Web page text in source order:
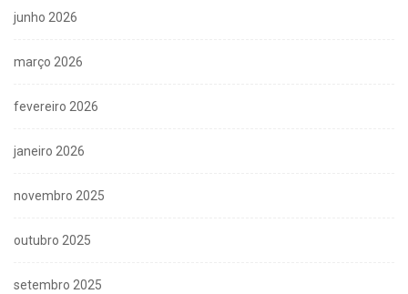
junho 2026
março 2026
fevereiro 2026
janeiro 2026
novembro 2025
outubro 2025
setembro 2025